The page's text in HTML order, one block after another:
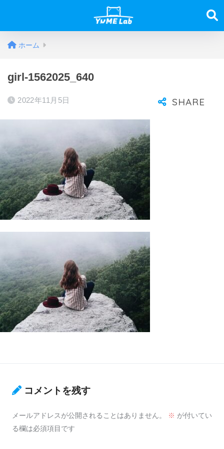
ホーム
girl-1562025_640
2022年11月5日
コメントを残す
メールアドレスが公開されることはありません。 ※ が付いてい
る欄は必須項目です